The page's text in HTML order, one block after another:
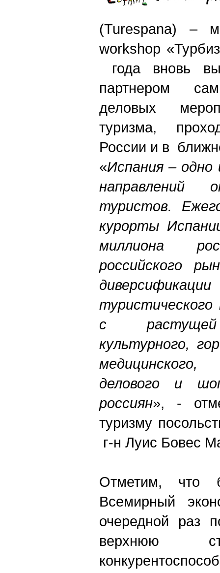
(Turespana) –
workshop
года вновь
партнером
деловых
туризма,
России и в
«Испания – одно
направлений
туристов.
курорты
миллиона
российского
туристического
с растущей
культурного,
делового и
россиян», -
туризму
г-н Луис Бовес
Отметим, что
Всемирный
очередной раз
верхнюю